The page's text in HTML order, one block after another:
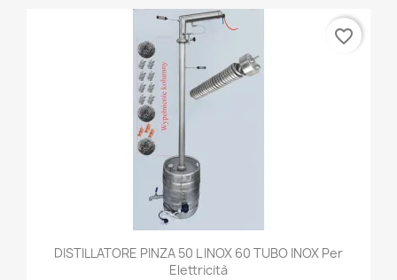
DISTILLATORE PINZA 50 L INOX 60 TUBO INOX Per
Elettricità
favorite_border